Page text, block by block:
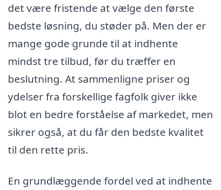
det være fristende at vælge den første
bedste løsning, du støder på. Men der er
mange gode grunde til at indhente
mindst tre tilbud, før du træffer en
beslutning. At sammenligne priser og
ydelser fra forskellige fagfolk giver ikke
blot en bedre forståelse af markedet, men
sikrer også, at du får den bedste kvalitet
til den rette pris.
En grundlæggende fordel ved at indhente